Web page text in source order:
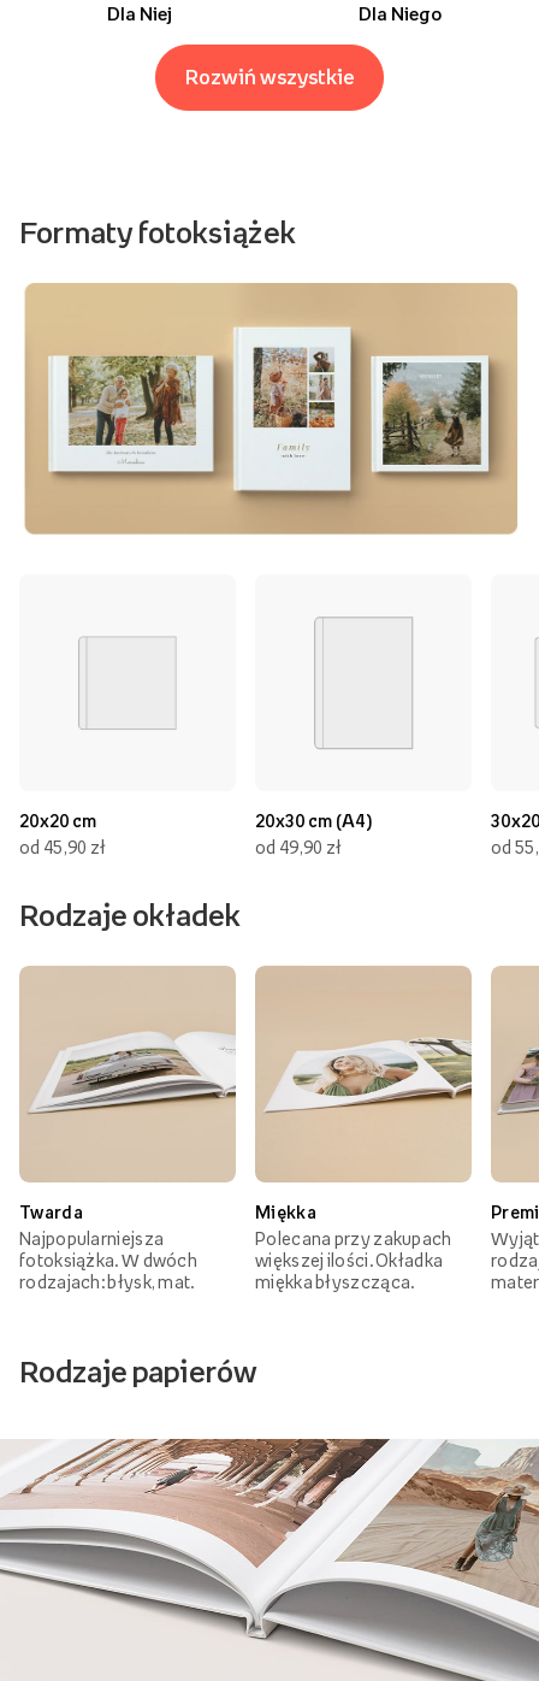
Dla Niej Dla Niego
Rozwiń wszystkie
Formaty fotoksiążek
20x20 cm
od 45,90 zł
20x30 cm (A4)
od 49,90 zł
od
Rodzaje okładek
Twarda
Najpopularniejsza
fotoksiążka. W dwóch
rodzajach: błysk, mat.
Miękka
Polecana przy zakupach
większej ilości. Okładka
miękka błyszcząca.
Rodzaje papierów